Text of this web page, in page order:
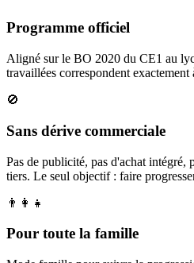
Programme officiel
Aligné sur le BO 2020 du CE1 au
travaillées correspondent exactement
🚫
Sans dérive commerciale
Pas de publicité, pas d'achat intégré,
tiers. Le seul objectif : faire
👨‍👩‍👧
Pour toute la famille